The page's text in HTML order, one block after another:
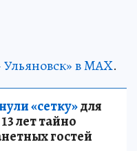
в MAX.
«сетку»для
лет тайно
гостей